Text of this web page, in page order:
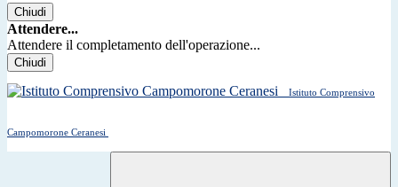
Chiudi
Attendere...
Attendere il completamento dell'operazione...
Chiudi
Istituto Comprensivo
Campomorone Ceranesi